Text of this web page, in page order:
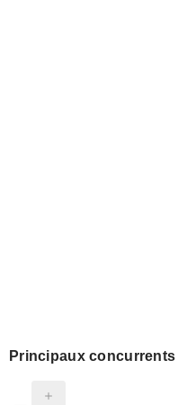
Principaux concurrents